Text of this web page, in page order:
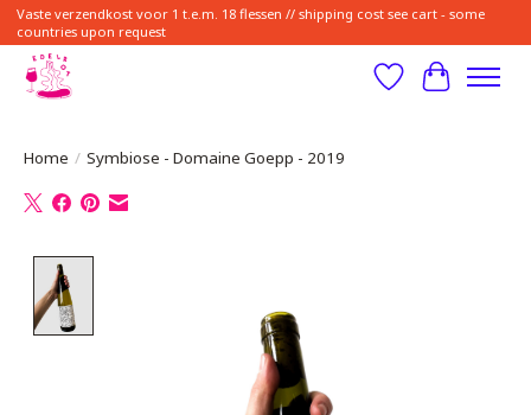
Vaste verzendkost voor 1 t.e.m. 18 flessen // shipping cost see cart - some
countries upon request
Verlanglijst
Home / Symbiose - Domaine Goepp - 2019